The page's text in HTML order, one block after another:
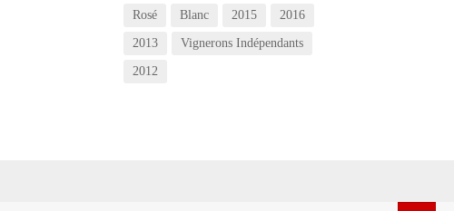
Rosé Blanc 2015 2016
2013 Vignerons Indépendants
2012